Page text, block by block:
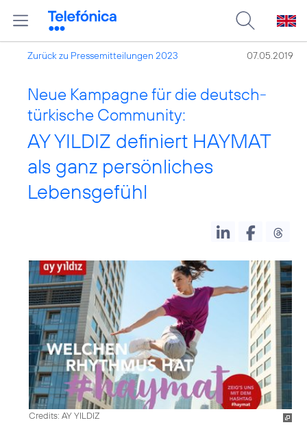
Zurück zu Pressemitteilungen 2023 07.05.2019
Neue Kampagne für die deutsch-
türkische Community:
AY YILDIZ definiert HAYMAT
als ganz persönliches
Lebensgefühl
Credits: AY YILDIZ